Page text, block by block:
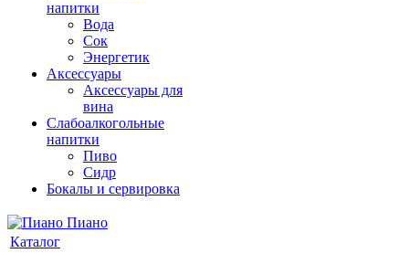
напитки
Вода
Сок
Энергетик
Аксессуары
Аксессуары для
вина
Слабоалкогольные
напитки
Пиво
Сидр
Бокалы и сервировка
Каталог